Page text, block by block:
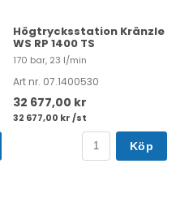
Högtrycksstation Kränzle
WS RP 1400 TS
170 bar, 23 l/min
Art nr. 07.1400530
32 677,00 kr
32 677,00 kr /st
Köp